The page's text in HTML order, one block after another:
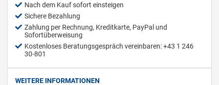
Nach dem Kauf sofort einsteigen
Sichere Bezahlung
Zahlung per Rechnung, Kreditkarte, PayPal und
Sofortüberweisung
Kostenloses Beratungsgespräch vereinbaren: +43 1 246
30-801
WEITERE INFORMATIONEN